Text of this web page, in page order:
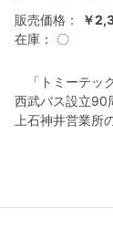
販売価格：
￥
在庫：
〇
「トミーテッ
西武バス設立90
上石神井営業所